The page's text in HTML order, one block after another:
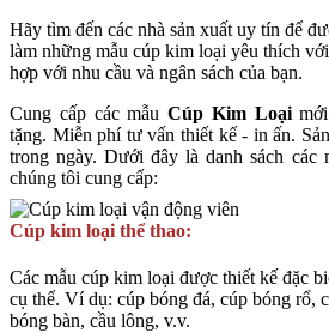
Hãy tìm đến các nhà sản xuất uy tín để
làm những mẫu cúp kim loại yêu thích
hợp với nhu cầu và ngân sách của bạn.
Cung cấp các mẫu Cúp Kim Loạimới
tặng. Miễn phí tư vấn thiết kế - in ấn.
trong ngày. Dưới đây là danh sách các
chúng tôi cung cấp:
Cúp kim loại thể thao:
Các mẫu cúp kim loại được thiết kế đặc
cụ thể. Ví dụ: cúp bóng đá, cúp bóng rổ,
bóng bàn, cầu lông, v.v.